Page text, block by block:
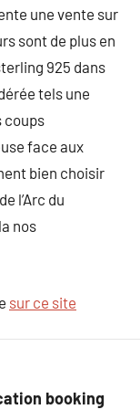
une vente sur
sont de plus en
925 dans
tels une
coups
face aux
bien choisir
l’Arc du
nos
sur ce site
booking